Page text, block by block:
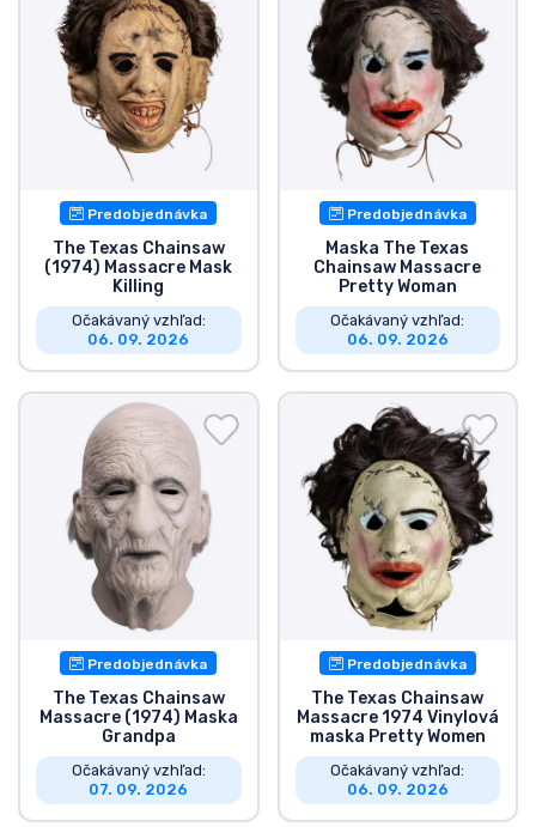
Predobjednávka
The Texas Chainsaw
(1974) Massacre Mask
Killing
Očakávaný vzhľad:
06. 09. 2026
Predobjednávka
Maska The Texas
Chainsaw Massacre
Pretty Woman
Očakávaný vzhľad:
06. 09. 2026
Predobjednávka
The Texas Chainsaw
Massacre (1974) Maska
Grandpa
Očakávaný vzhľad:
07. 09. 2026
Predobjednávka
The Texas Chainsaw
Massacre 1974 Vinylová
maska Pretty Women
Očakávaný vzhľad:
06. 09. 2026
Zoradiť podľa série
Zoradiť podľa filmov
Zoradiť podľa karikatúry
Zoradiť podľa Anime
Zoradiť podľa hier
Zoradiť podľa športu
Zoradiť podľa hudby
Typy výrobkov
Značky